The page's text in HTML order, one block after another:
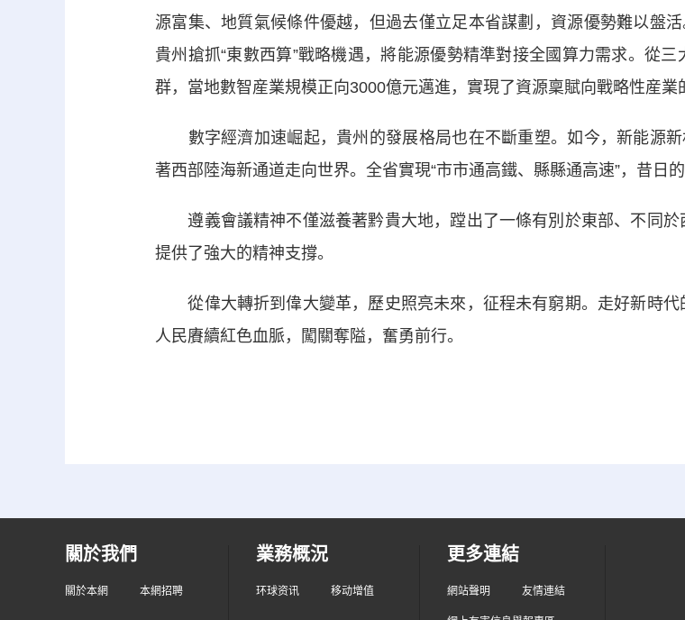
源富集、地質氣候條件優越，但過去僅立足本省謀劃，資源優勢難以盤
貴州搶抓“東數西算”戰略機遇，將能源優勢精準對接全國算力需求。從
群，當地數智産業規模正向3000億元邁進，實現了資源稟賦向戰略性産業
數字經濟加速崛起，貴州的發展格局也在不斷重塑。如今，新能源新
著西部陸海新通道走向世界。全省實現“市市通高鐵、縣縣通高速”，昔日
遵義會議精神不僅滋養著黔貴大地，蹚出了一條有別於東部、不同於
提供了強大的精神支撐。
從偉大轉折到偉大變革，歷史照亮未來，征程未有窮期。走好新時代
人民賡續紅色血脈，闖關奪隘，奮勇前行。
關於我們
關於本網 本網招聘
業務概況
环球资讯 移动增值
更多連結
網站聲明 友情連結